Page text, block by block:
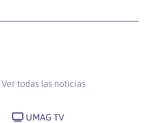
Ver todas las noticias
UMAG TV